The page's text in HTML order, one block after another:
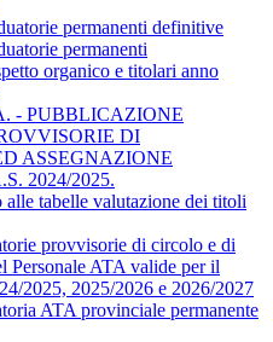
permanenti definitive
permanenti
organico e titolari anno
- PUBBLICAZIONE
DI
ASSEGNAZIONE
2024/2025.
tabelle valutazione dei titoli
provvisorie di circolo e di
Personale ATA valide per il
2025, 2025/2026 e 2026/2027
ATA provinciale permanente